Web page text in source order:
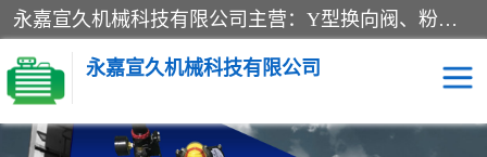
永嘉宣久机械科技有限公司主营：Y型换向阀、粉体换向阀、板式换向阀、三通换向阀、三通换向器、三通分路阀、管路换向阀等产品及服务。
永嘉宣久机械科技有限公司